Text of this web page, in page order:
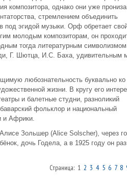
композитора, однако они уже
стремлением объединить
под эгидой музыки. Орф обретает
молодым композиторам, он
тогда литературным
Г. Шютца, И.С. Баха, удивительным
любознательность буквально
жизни. В кругу его
и балетные студни, разноликий
фольклор и национальный
и Африки.
Зольшер (Alice Solscher), через
дочь Годела, а в 1925 году он
Страница: 1 2 3 4 5 6 7 8